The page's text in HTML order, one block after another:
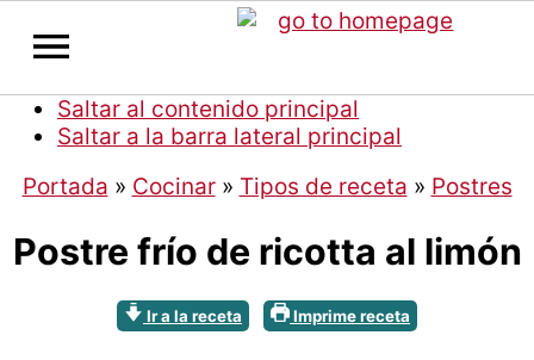
Saltar al contenido principal
Saltar a la barra lateral principal
Portada » Cocinar» Tipos de receta » Postres
Postre frío de ricotta al limón
Ir a la receta Imprime receta